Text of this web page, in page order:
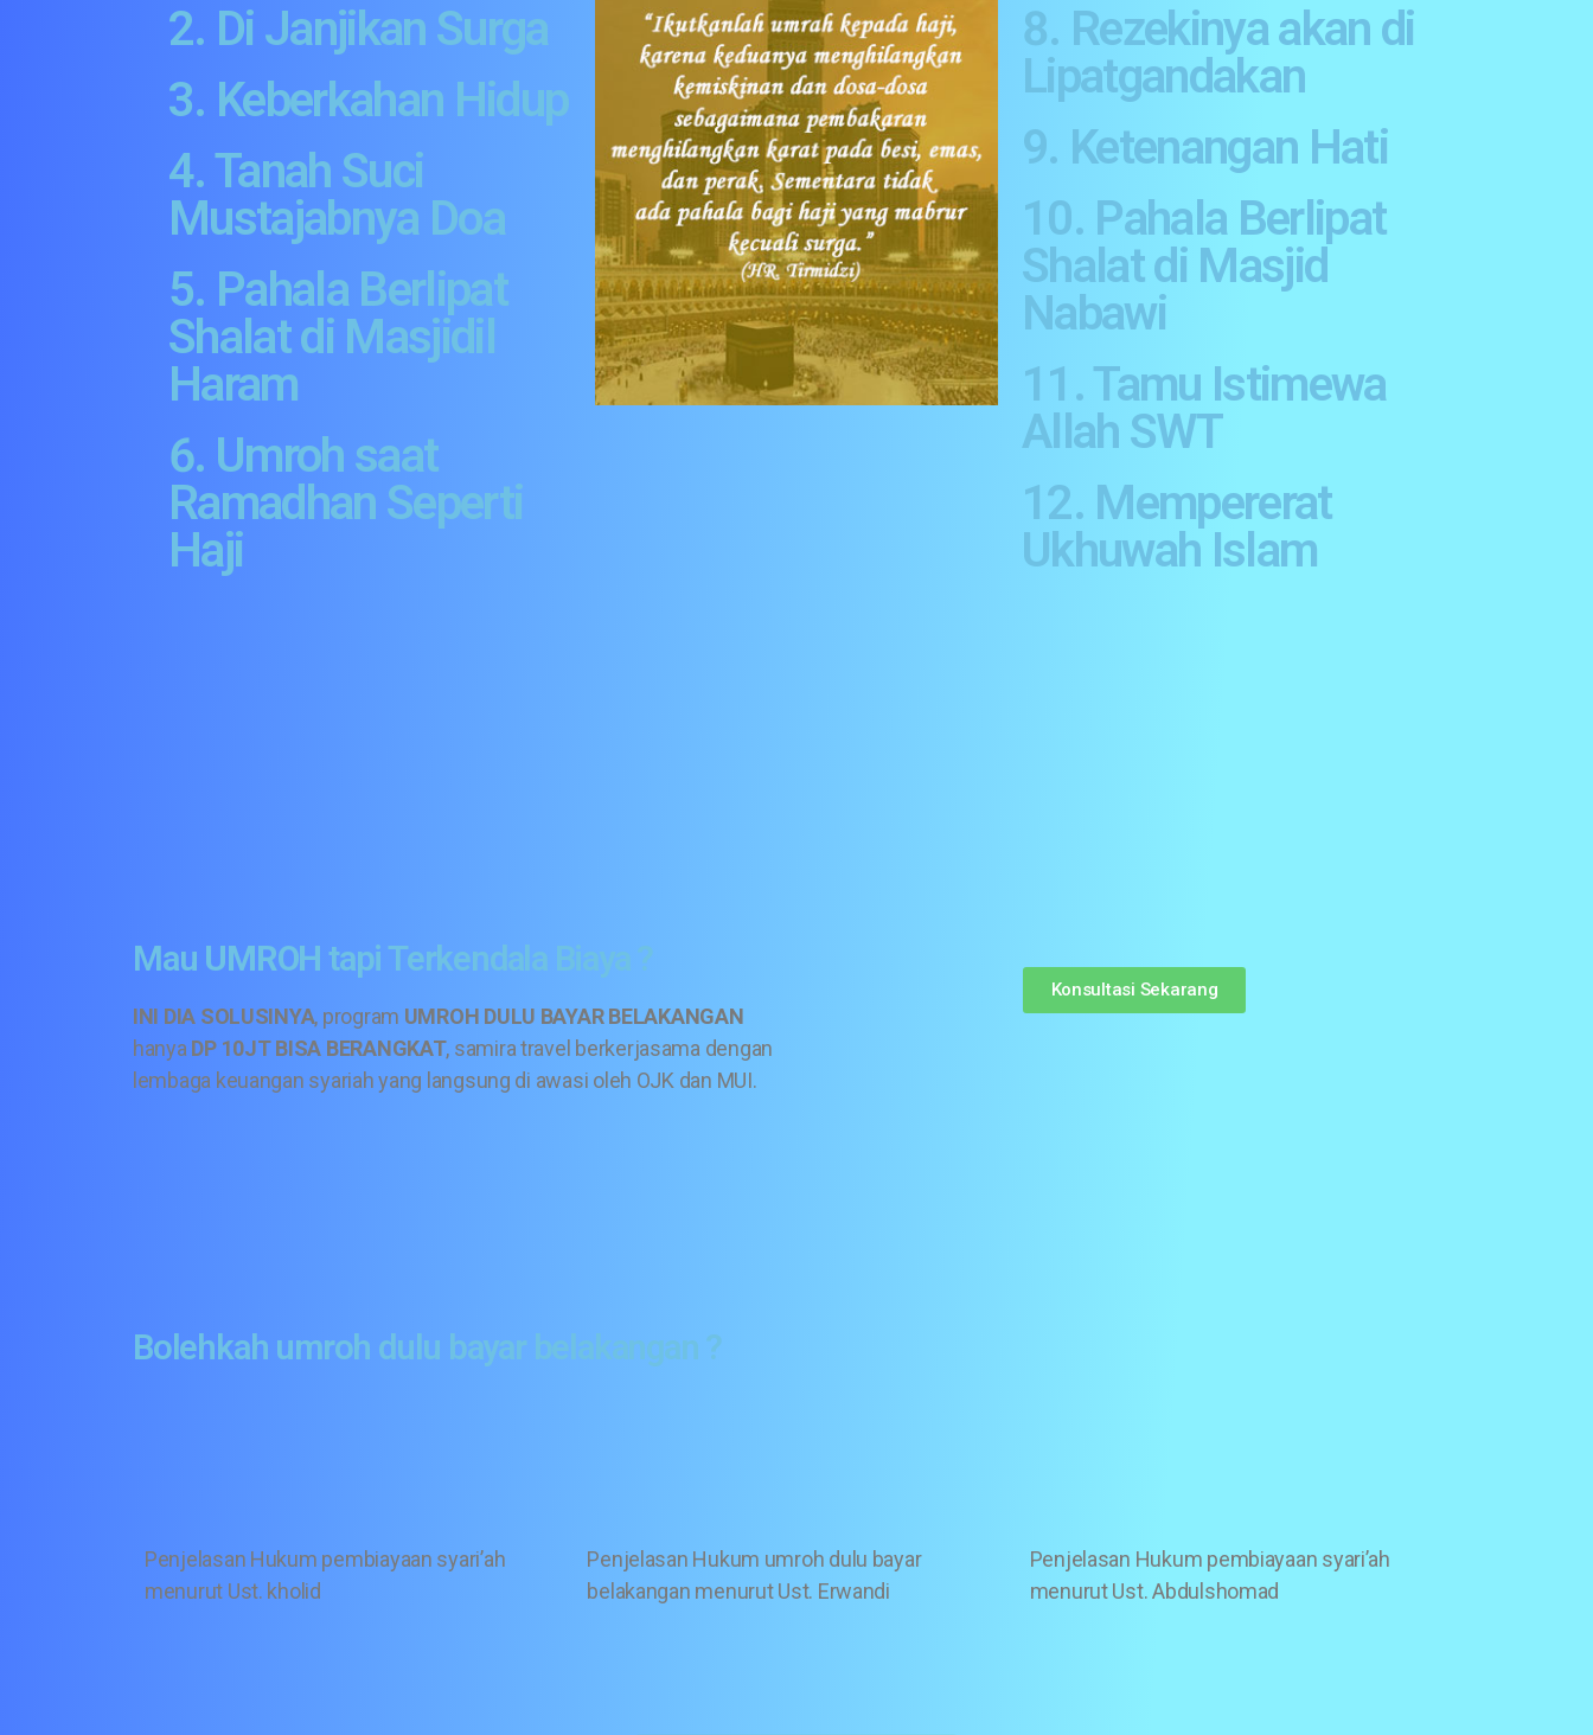
2. Di Janjikan Surga
3. Keberkahan Hidup
4. Tanah Suci
Mustajabnya Doa
5. Pahala Berlipat
Shalat di Masjidil
Haram
6. Umroh saat
Ramadhan Seperti
Haji
8. Rezekinya akan di
Lipatgandakan
9. Ketenangan Hati
10. Pahala Berlipat
Shalat di Masjid
Nabawi
11. Tamu Istimewa
Allah SWT
12. Mempererat
Ukhuwah Islam
Mau UMROH tapi Terkendala Biaya ?
INI DIA SOLUSINYA, program UMROH DULU BAYAR BELAKANGAN
hanya DP 10JT BISA BERANGKAT, samira travel berkerjasama dengan
lembaga keuangan syariah yang langsung di awasi oleh OJK dan MUI.
Konsultasi Sekarang
Bolehkah umroh dulu bayar belakangan ?
Penjelasan Hukum pembiayaan syari’ah
menurut Ust. kholid
Penjelasan Hukum umroh dulu bayar
belakangan menurut Ust. Erwandi
Penjelasan Hukum pembiayaan syari’ah
menurut Ust. Abdulshomad